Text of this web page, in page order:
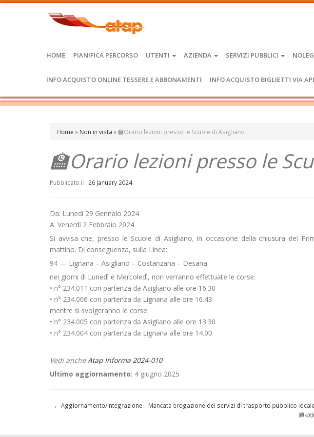
HOME PIANIFICA PERCORSO UTENTI AZIENDA SERVIZI PUBBLICI
INFO ACQUISTO ONLINE TESSERE E ABBONAMENTI INFO ACQUISTO BIGLIETTI VIA
Home » Non in vista »🏫Orario lezioni presso le Scuole di Asigliano
🏫Orario lezioni presso le
Pubblicato il : 26 January 2024
Da: Lunedì 29 Gennaio 2024
A: Venerdì 2 Febbraio 2024
Si avvisa che, presso le Scuole di Asigliano, in occasione della chiusura del
mattino. Di conseguenza, sulla Linea:
94 — Lignana – Asigliano – Costanzana – Desana
nei giorni di Lunedì e Mercoledì, non verranno effettuate le corse:
• n° 234.011 con partenza da Asigliano alle ore 16.30
• n° 234.006 con partenza da Lignana alle ore 16.43
mentre si svolgeranno le corse:
• n° 234.005 con partenza da Asigliano alle ore 13.30
• n° 234.004 con partenza da Lignana alle ore 14.00
Vedi ancheAtap Informa 2024-010
Ultimo aggiornamento: 4 giugno 2025
← Aggiornamento/Integrazione – Mancata erogazione dei servizi di trasporto pubblico